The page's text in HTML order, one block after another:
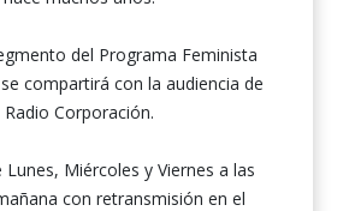
del Programa Feminista
compartirá con la audiencia de
Radio Corporación.
Miércoles y Viernes a las
con retransmisión en el